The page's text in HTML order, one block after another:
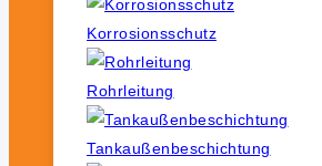
Korrosionsschutz
Rohrleitung
Tankaußenbeschichtung